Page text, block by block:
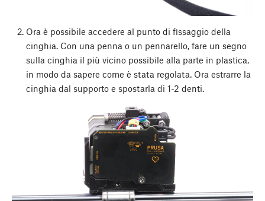
Ora è possibile accedere al punto di fissaggio della
cinghia. Con una penna o un pennarello, fare un segno
sulla cinghia il più vicino possibile alla parte in plastica,
in modo da sapere come è stata regolata. Ora estrarre la
cinghia dal supporto e spostarla di 1-2 denti.